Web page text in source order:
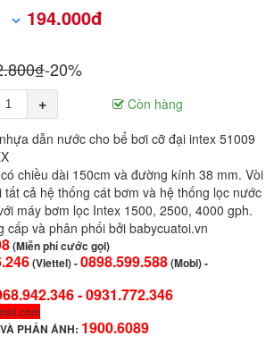
194.000đ
-20%
+
Còn hàng
dẫn nước cho bể bơi cỡ đại intex 51009
chiều dài 150cm và đường kính 38 mm. Vòi
cả hệ thống cát bơm và hệ thống lọc nước
máy bơm lọc Intex 1500, 2500, 4000 gph.
cấp và phân phối bởi babycuatoi.vn
(Miễn phí cước gọi)
(Viettel)-0898.599.588(Mobi) -
-0931.772.346
PHẢN ÁNH: 1900.6089